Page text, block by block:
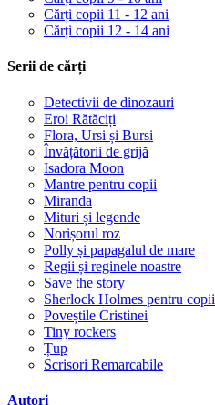
Cărți copii 11 - 12 ani
Cărți copii 12 - 14 ani
Serii de cărți
Detectivii de dinozauri
Eroi Rătăciți
Flora, Ursi și Bursi
Învățătorii de grijă
Isadora Moon
Mantre pentru copii
Miranda
Mituri și legende
Norișorul roz
Polly și papagalul de mare
Regii și reginele noastre
Save the story
Sherlock Holmes pentru copii
Poveștile Cristinei
Tiny rockers
Țup
Scrisori Remarcabile
Autori